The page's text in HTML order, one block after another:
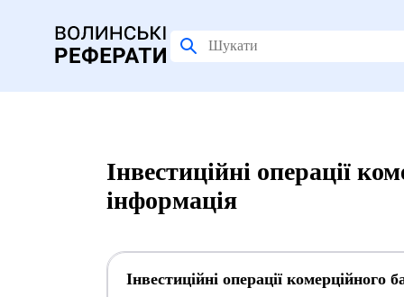
Інвестиційні операції
інформація
Інвестиційні операції комерційного